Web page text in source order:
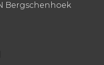
Bergschenhoek